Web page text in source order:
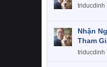
triducdinh
Nhận
Tham
triducdinh